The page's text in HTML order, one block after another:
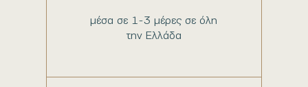
μέσα σε 1-3 μέρες σε όλη
την Ελλάδα